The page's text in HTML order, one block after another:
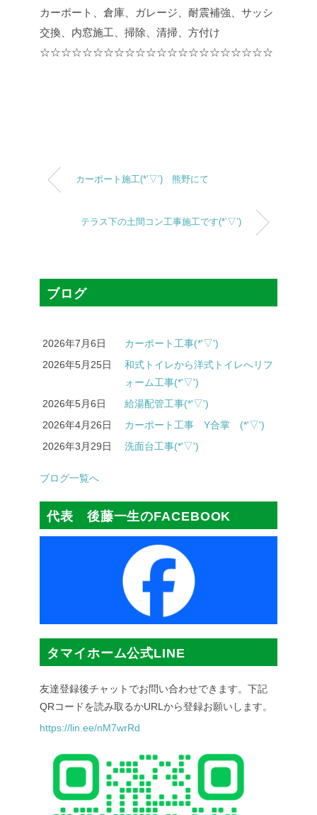
カーポート、倉庫、ガレージ、耐震補強、サッシ
交換、内窓施工、掃除、清掃、方付け
☆☆☆☆☆☆☆☆☆☆☆☆☆☆☆☆☆☆☆☆☆☆
カーポート施工(*’▽’) 熊野にて
テラス下の土間コン工事施工です(*’▽’)
ブログ
2026年7月6日
カーポート工事(*'▽')
2026年5月25日
和式トイレから洋式トイレへリフ
ォーム工事(*'▽')
2026年5月6日
給湯配管工事(*'▽')
2026年4月26日
カーポート工事 Y合掌 (*'▽')
2026年3月29日
洗面台工事(*'▽')
ブログ一覧へ
代表 後藤一生のFACEBOOK
タマイホーム公式LINE
友達登録後チャットでお問い合わせできます。下記
QRコードを読み取るかURLから登録お願いします。
https://lin.ee/nM7wrRd